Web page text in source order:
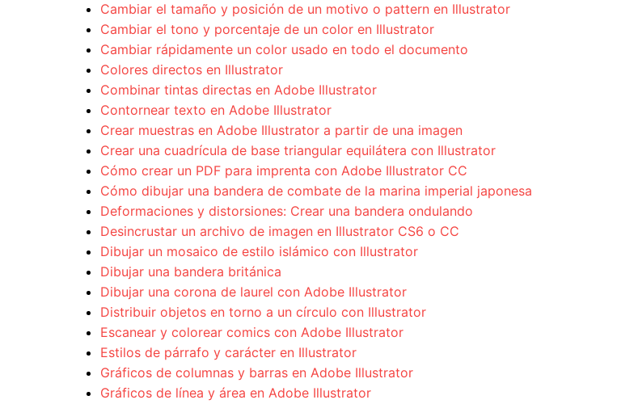
Cambiar el tamaño y posición de un motivo o pattern en Illustrator
Cambiar el tono y porcentaje de un color en Illustrator
Cambiar rápidamente un color usado en todo el documento
Colores directos en Illustrator
Combinar tintas directas en Adobe Illustrator
Contornear texto en Adobe Illustrator
Crear muestras en Adobe Illustrator a partir de una imagen
Crear una cuadrícula de base triangular equilátera con Illustrator
Cómo crear un PDF para imprenta con Adobe Illustrator CC
Cómo dibujar una bandera de combate de la marina imperial japonesa
Deformaciones y distorsiones: Crear una bandera ondulando
Desincrustar un archivo de imagen en Illustrator CS6 o CC
Dibujar un mosaico de estilo islámico con Illustrator
Dibujar una bandera británica
Dibujar una corona de laurel con Adobe Illustrator
Distribuir objetos en torno a un círculo con Illustrator
Escanear y colorear comics con Adobe Illustrator
Estilos de párrafo y carácter en Illustrator
Gráficos de columnas y barras en Adobe Illustrator
Gráficos de línea y área en Adobe Illustrator